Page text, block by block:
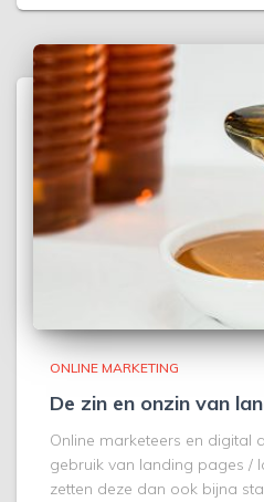
ONLINE MARKETING
De zin en onzin van
Online marketeers en digital
gebruik van landing pages /
zetten deze dan ook bijna